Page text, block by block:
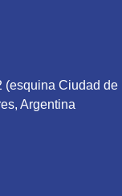
(esquina Ciudad de
Argentina